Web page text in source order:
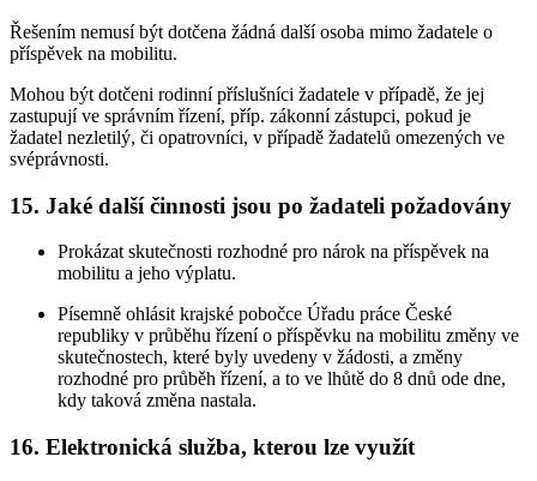
Řešením nemusí být dotčena žádná další osoba mimo žadatele o
příspěvek na mobilitu.
Mohou být dotčeni rodinní příslušníci žadatele v případě, že jej
zastupují ve správním řízení, příp. zákonní zástupci, pokud je
žadatel nezletilý, či opatrovníci, v případě žadatelů omezených ve
svéprávnosti.
15. Jaké další činnosti jsou po žadateli požadovány
Prokázat skutečnosti rozhodné pro nárok na příspěvek na
mobilitu a jeho výplatu.
Písemně ohlásit krajské pobočce Úřadu práce České
republiky v průběhu řízení o příspěvku na mobilitu změny ve
skutečnostech, které byly uvedeny v žádosti, a změny
rozhodné pro průběh řízení, a to ve lhůtě do 8 dnů ode dne,
kdy taková změna nastala.
16. Elektronická služba, kterou lze využít